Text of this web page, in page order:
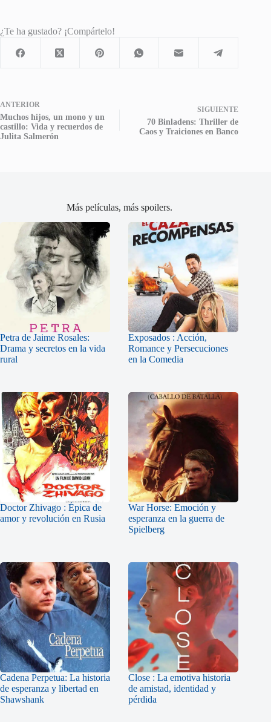
¿Te ha gustado? ¡Compártelo!
ANTERIOR
Muchos hijos, un mono y un
castillo: Vida y recuerdos de
Julita Salmerón
SIGUIENTE
70 Binladens: Thriller de
Caos y Traiciones en Banco
Más películas, más spoilers.
Petra de Jaime Rosales:
Drama y secretos en la vida
rural
Exposados : Acción,
Romance y Persecuciones
en la Comedia
Doctor Zhivago : Épica de
amor y revolución en Rusia
War Horse: Emoción y
esperanza en la guerra de
Spielberg
Cadena Perpetua: La historia
de esperanza y libertad en
Shawshank
Close : La emotiva historia
de amistad, identidad y
pérdida